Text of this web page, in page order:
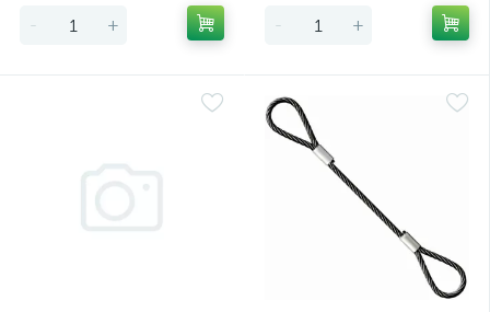
- + - +